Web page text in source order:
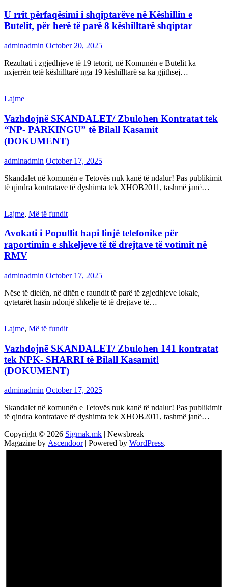
U rrit përfaqësimi i shqiptarëve në Këshillin e
Butelit, për herë të parë 8 këshilltarë shqiptar
adminadmin October 20, 2025
Rezultati i zgjedhjeve të 19 tetorit, në Komunën e Butelit ka
nxjerrën tetë këshilltarë nga 19 këshilltarë sa ka gjithsej…
Lajme
Vazhdojnë SKANDALET/ Zbulohen Kontratat tek
“NP- PARKINGU” të Bilall Kasamit
(DOKUMENT)
adminadmin October 17, 2025
Skandalet në komunën e Tetovës nuk kanë të ndalur! Pas publikimit
të qindra kontratave të dyshimta tek XHOB2011, tashmë janë…
Lajme, Më të fundit
Avokati i Popullit hapi linjë telefonike për
raportimin e shkeljeve të të drejtave të votimit në
RMV
adminadmin October 17, 2025
Nëse të dielën, në ditën e raundit të parë të zgjedhjeve lokale,
qytetarët hasin ndonjë shkelje të të drejtave të…
Lajme, Më të fundit
Vazhdojnē SKANDALET/ Zbulohen 141 kontratat
tek NPK- SHARRI të Bilall Kasamit!
(DOKUMENT)
adminadmin October 17, 2025
Skandalet në komunën e Tetovës nuk kanë të ndalur! Pas publikimit
të qindra kontratave të dyshimta tek XHOB2011, tashmë janë…
Copyright © 2026 Sigmak.mk | Newsbreak
Magazine by Ascendoor| Powered by WordPress.